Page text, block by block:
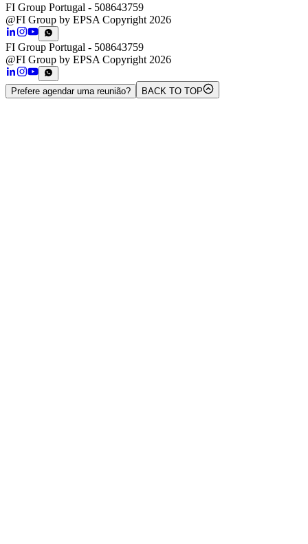
FI Group Portugal - 508643759
@FI Group by EPSA Copyright 2026
FI Group Portugal - 508643759
@FI Group by EPSA Copyright 2026
Prefere agendar uma reunião? BACK TO TOP